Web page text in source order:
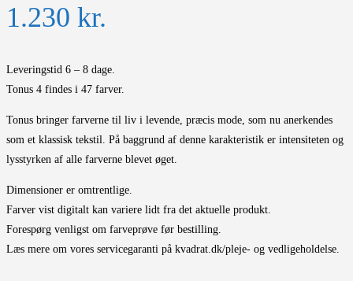
1.230 kr.
Leveringstid 6 – 8 dage.
Tonus 4 findes i 47 farver.
Tonus bringer farverne til liv i levende, præcis mode, som nu anerkendes
som et klassisk tekstil. På baggrund af denne karakteristik er intensiteten og
lysstyrken af alle farverne blevet øget.
Dimensioner er omtrentlige.
Farver vist digitalt kan variere lidt fra det aktuelle produkt.
Forespørg venligst om farveprøve før bestilling.
Læs mere om vores servicegaranti på kvadrat.dk/pleje- og vedligeholdelse.